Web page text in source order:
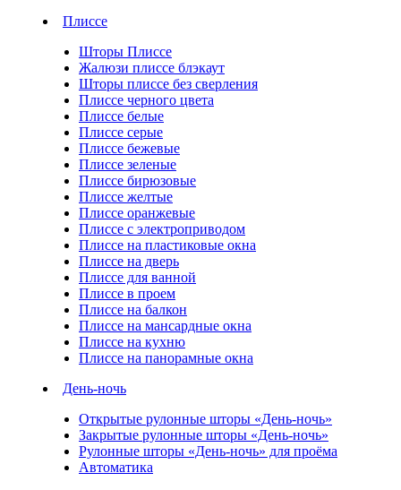
Плиссе
Шторы Плиссе
Жалюзи плиссе блэкаут
Шторы плиссе без сверления
Плиссе черного цвета
Плиссе белые
Плиссе серые
Плиссе бежевые
Плиссе зеленые
Плиссе бирюзовые
Плиссе желтые
Плиссе оранжевые
Плиссе с электроприводом
Плиссе на пластиковые окна
Плиссе на дверь
Плиссе для ванной
Плиссе в проем
Плиссе на балкон
Плиссе на мансардные окна
Плиссе на кухню
Плиссе на панорамные окна
День-ночь
Открытые рулонные шторы «День-ночь»
Закрытые рулонные шторы «День-ночь»
Рулонные шторы «День-ночь» для проёма
Автоматика